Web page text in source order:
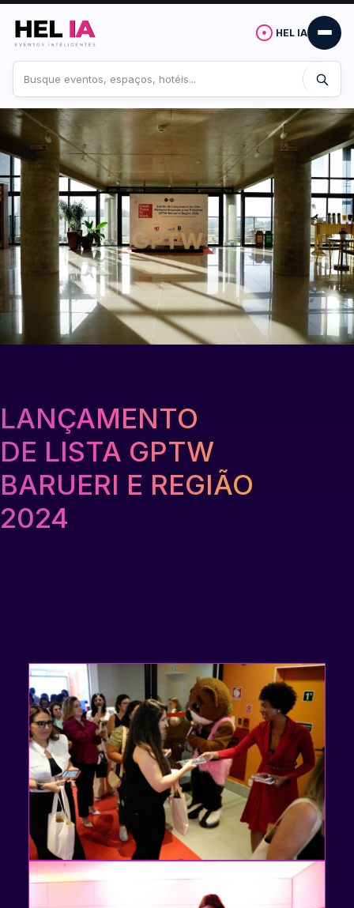
HEL IA
no
site
LANÇAMENTO
DE LISTA GPTW
BARUERI E REGIÃO
2024